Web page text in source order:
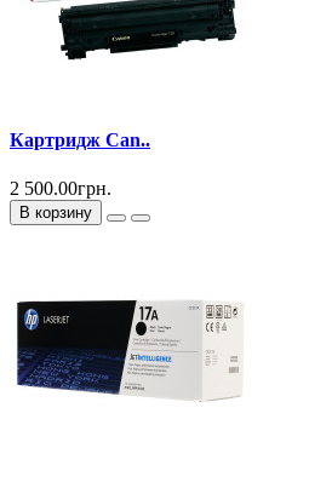
Картридж Can..
2 500.00грн.
В корзину